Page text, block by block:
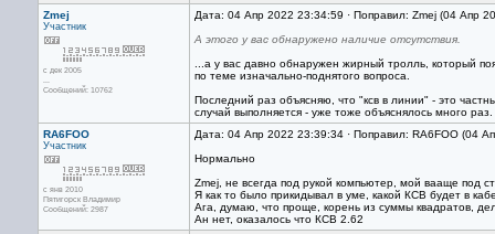
Zmej
Участник
с дек 2005
...
Сообщений: 10762
Дата: 04 Апр 2022 23:34:59 · Поправил: Zmej (04 Апр
А этого у вас обнаружено наличие отсутствия.
...а у вас давно обнаружен жирный тролль, который
по теме изначально-поднятого вопроса.
Последний раз объясняю, что "ксв в линии" - это
случай выполняется - уже тоже объяснялось много раз.
RA6FOO
Участник
с янв 2010
Пятигорск Владимир
Сообщений: 2987
Дата: 04 Апр 2022 23:39:34 · Поправил: RA6FOO (04
Нормально
Zmej, не всегда под рукой компьютер, мой вааще под
Я как то было прикидывал в уме, какой КСВ будет в
Ага, думаю, что проще, корень из суммы квадратов,
Ан нет, оказалось что КСВ 2.62